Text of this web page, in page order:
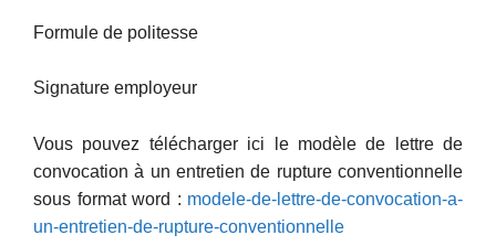
Formule de politesse
Signature employeur
Vous pouvez télécharger ici le modèle de lettre de
convocation à un entretien de rupture conventionnelle
sous format word : modele-de-lettre-de-convocation-a-
un-entretien-de-rupture-conventionnelle